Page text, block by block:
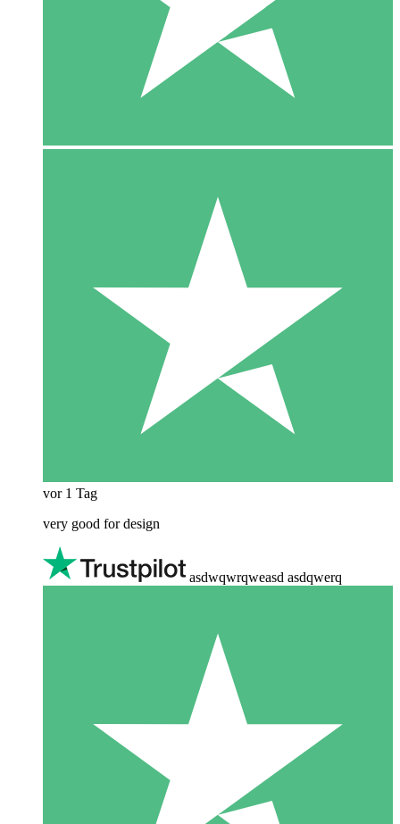
vor 1 Tag
very good for design
asdwqwrqweasd asdqwerq